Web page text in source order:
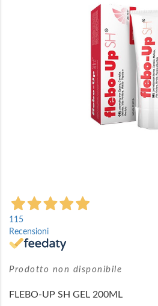
Vai
all'inizio
della
galleria
di
115
Recensioni
Prodotto non disponibile
FLEBO-UP SH GEL 200ML